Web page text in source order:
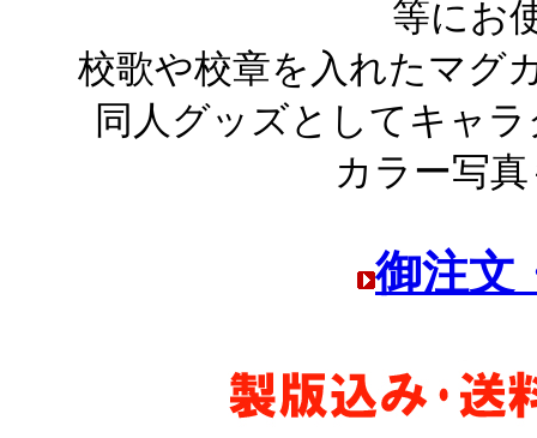
等にお
校歌や校章を入れたマグ
同人グッズとしてキャ
カラー写
御注